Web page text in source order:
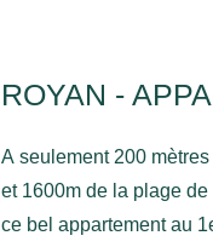
ROYAN -
A seulement 200
et 1600m de la plage
ce bel appartement au